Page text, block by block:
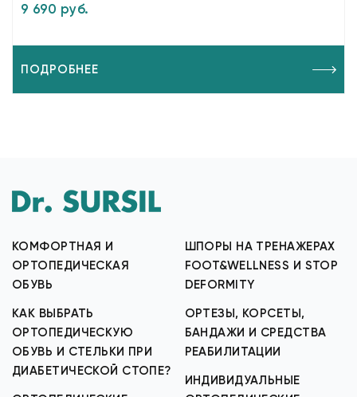
9 690 руб.
ПОДРОБНЕЕ
КОМФОРТНАЯ И
ОРТОПЕДИЧЕСКАЯ
ОБУВЬ
КАК ВЫБРАТЬ
ОРТОПЕДИЧЕСКУЮ
ОБУВЬ И СТЕЛЬКИ ПРИ
ДИАБЕТИЧЕСКОЙ СТОПЕ?
ШПОРЫ НА ТРЕНАЖЕРАХ
FOOT&WELLNESS И STOP
DEFORMITY
ОРТЕЗЫ, КОРСЕТЫ,
БАНДАЖИ И СРЕДСТВА
РЕАБИЛИТАЦИИ
ИНДИВИДУАЛЬНЫЕ